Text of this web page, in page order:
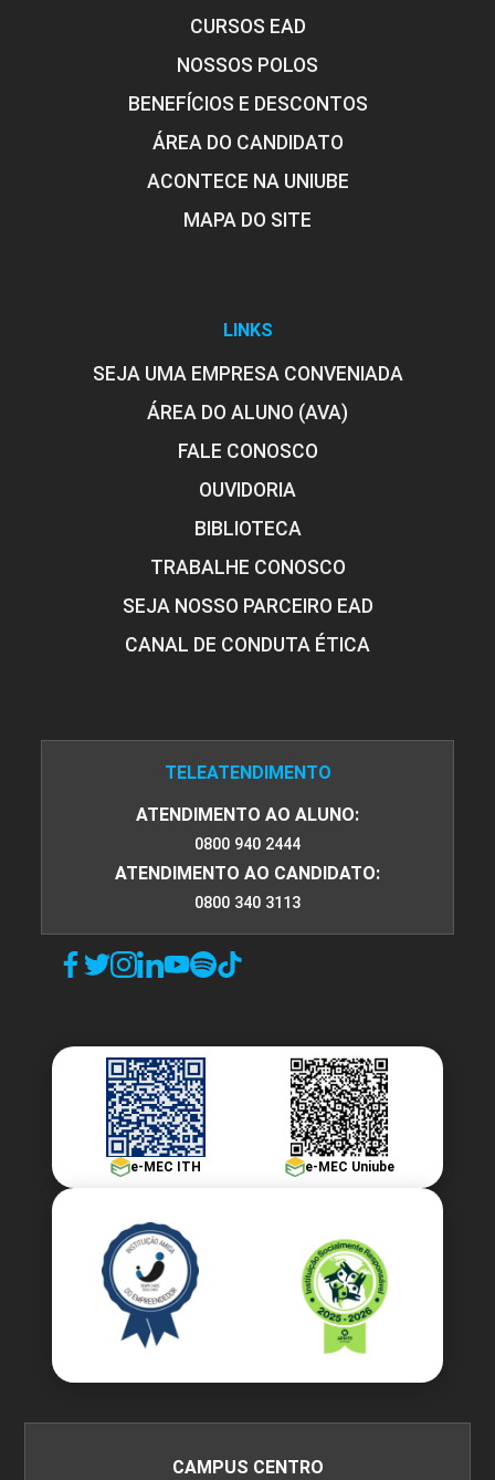
CURSOS EAD
NOSSOS POLOS
BENEFÍCIOS E DESCONTOS
ÁREA DO CANDIDATO
ACONTECE NA UNIUBE
MAPA DO SITE
LINKS
SEJA UMA EMPRESA CONVENIADA
ÁREA DO ALUNO (AVA)
FALE CONOSCO
OUVIDORIA
BIBLIOTECA
TRABALHE CONOSCO
SEJA NOSSO PARCEIRO EAD
CANAL DE CONDUTA ÉTICA
TELEATENDIMENTO
ATENDIMENTO AO ALUNO:
0800 940 2444
ATENDIMENTO AO CANDIDATO:
0800 340 3113
e-MEC ITH e-MEC Uniube
CAMPUS CENTRO